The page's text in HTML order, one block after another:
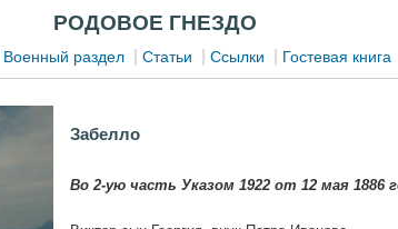
РОДОВОЕ ГНЕЗДО
Военный раздел Статьи Ссылки Гостевая книга
Забелло
Во 2-ую часть Указом 1922 от 12 мая 1886